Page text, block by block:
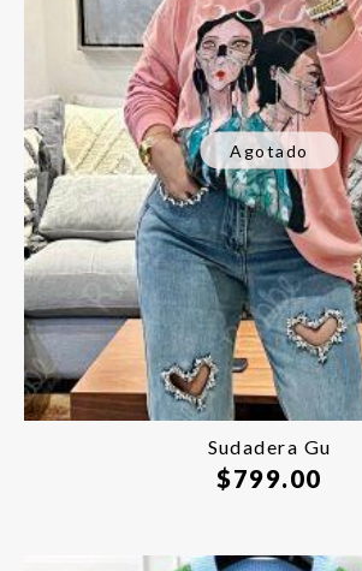
Agotado
Sudadera Gu
$799.00